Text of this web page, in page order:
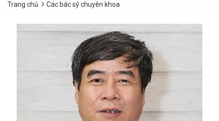
Trang chủ Các bác sỹ chuyên khoa